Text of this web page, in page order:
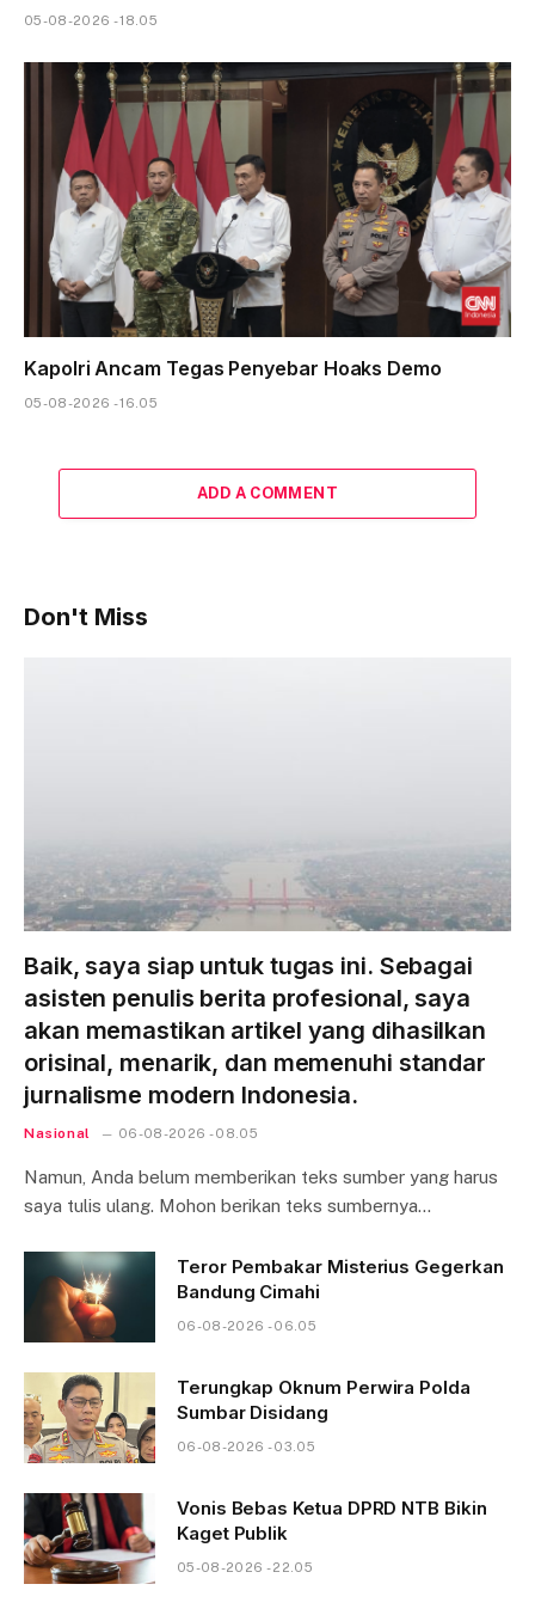
05-08-2026 - 18.05
Kapolri Ancam Tegas Penyebar Hoaks Demo
05-08-2026 - 16.05
ADD A COMMENT
Don't Miss
Baik, saya siap untuk tugas ini. Sebagai
asisten penulis berita profesional, saya
akan memastikan artikel yang dihasilkan
orisinal, menarik, dan memenuhi standar
jurnalisme modern Indonesia.
Nasional 06-08-2026 - 08.05
Namun, Anda belum memberikan teks sumber yang harus
saya tulis ulang. Mohon berikan teks sumbernya…
Teror Pembakar Misterius Gegerkan
Bandung Cimahi
06-08-2026 - 06.05
Terungkap Oknum Perwira Polda
Sumbar Disidang
06-08-2026 - 03.05
Vonis Bebas Ketua DPRD NTB Bikin
Kaget Publik
05-08-2026 - 22.05